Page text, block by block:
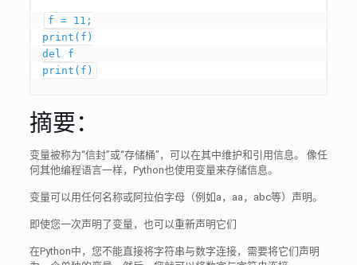
f = 11;
print(f)
del f
print(f)
摘要：
变量被称为“信封”或“存储桶”，可以在其中维护和引用信息。 像任
何其他编程语言一样，Python也使用变量来存储信息。
变量可以用任何名称或阿拉伯字母（例如a，aa，abc等）声明。
即使您一次声明了变量，也可以重新声明它们
在Python中，您不能直接将字符串与数字连接，需要将它们声明